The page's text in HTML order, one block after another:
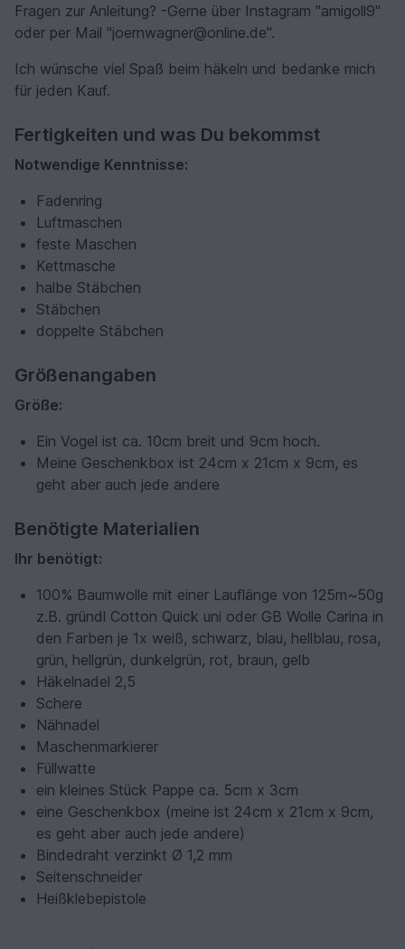
Fragen zur Anleitung? -Gerne über Instagram "amigoll9"
oder per Mail "joernwagner@online.de".
Ich wünsche viel Spaß beim häkeln und bedanke mich
für jeden Kauf.
Fertigkeiten und was Du bekommst
Notwendige Kenntnisse:
Fadenring
Luftmaschen
feste Maschen
Kettmasche
halbe Stäbchen
Stäbchen
doppelte Stäbchen
Größenangaben
Größe:
Ein Vogel ist ca. 10cm breit und 9cm hoch.
Meine Geschenkbox ist 24cm x 21cm x 9cm, es
geht aber auch jede andere
Benötigte Materialien
Ihr benötigt:
100% Baumwolle mit einer Lauflänge von 125m~50g
z.B. gründl Cotton Quick uni oder GB Wolle Carina in
den Farben je 1x weiß, schwarz, blau, hellblau, rosa,
grün, hellgrün, dunkelgrün, rot, braun, gelb
Häkelnadel 2,5
Schere
Nähnadel
Maschenmarkierer
Füllwatte
ein kleines Stück Pappe ca. 5cm x 3cm
eine Geschenkbox (meine ist 24cm x 21cm x 9cm,
es geht aber auch jede andere)
Bindedraht verzinkt Ø 1,2 mm
Seitenschneider
Heißklebepistole